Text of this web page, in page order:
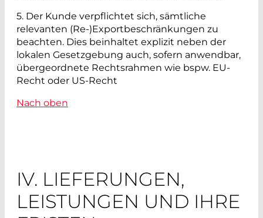
5. Der Kunde verpflichtet sich, sämtliche
relevanten (Re-)Exportbeschränkungen zu
beachten. Dies beinhaltet explizit neben der
lokalen Gesetzgebung auch, sofern anwendbar,
übergeordnete Rechtsrahmen wie bspw. EU-
Recht oder US-Recht
Nach oben
IV. LIEFERUNGEN,
LEISTUNGEN UND IHRE